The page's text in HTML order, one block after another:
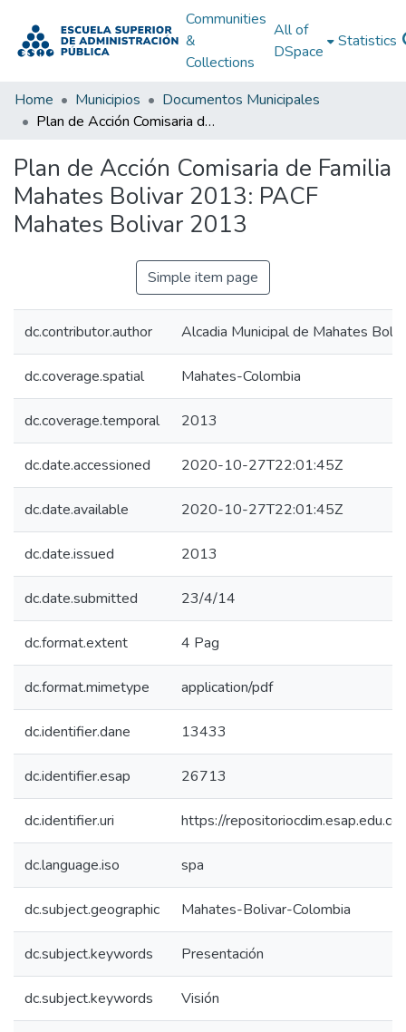
Communities
&
Collections
All of
DSpace
Statistics
Home Municipios
Documentos Municipales
Plan de Acción Comisaria de Familia Mahates Bolivar 2013: PACF Mahates Bolivar 2013
Plan de Acción Comisaria de Familia
Mahates Bolivar 2013: PACF
Mahates Bolivar 2013
Simple item page
dc.contributor.author Alcadia Municipal de Mahates
dc.coverage.spatial Mahates-Colombia
dc.coverage.temporal 2013
dc.date.accessioned 2020-10-27T22:01:45Z
dc.date.available 2020-10-27T22:01:45Z
dc.date.issued 2013
dc.date.submitted 23/4/14
dc.format.extent 4 Pag
dc.format.mimetype application/pdf
dc.identifier.dane 13433
dc.identifier.esap 26713
dc.identifier.uri https://
dc.language.iso spa
dc.subject.geographic Mahates-Bolivar-Colombia
dc.subject.keywords Presentación
dc.subject.keywords Visión